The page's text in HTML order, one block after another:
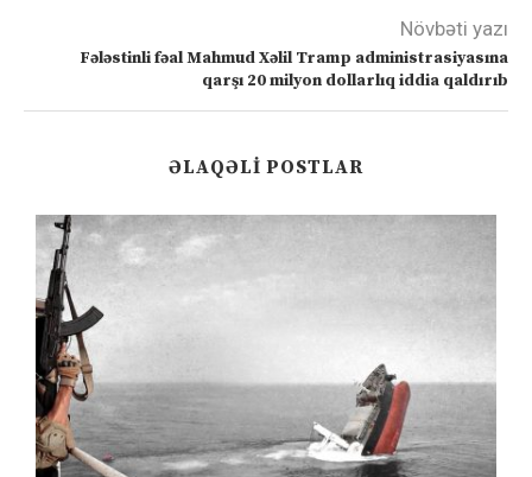
Növbəti yazı
Fələstinli fəal Mahmud Xəlil Tramp administrasiyasına
qarşı 20 milyon dollarlıq iddia qaldırıb
ƏLAQƏLI POSTLAR